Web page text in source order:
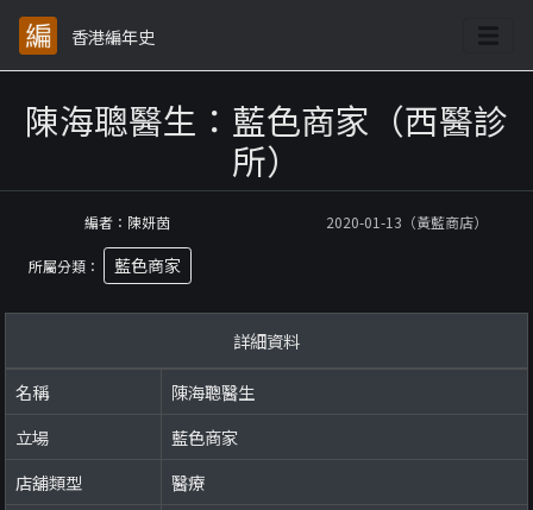
香港編年史
陳海聰醫生：藍色商家（西醫診
所）
編者：陳妍茵 2020-01-13（黃藍商店）
所屬分類： 藍色商家
詳細資料
名稱
陳海聰醫生
立場
藍色商家
店舖類型
醫療